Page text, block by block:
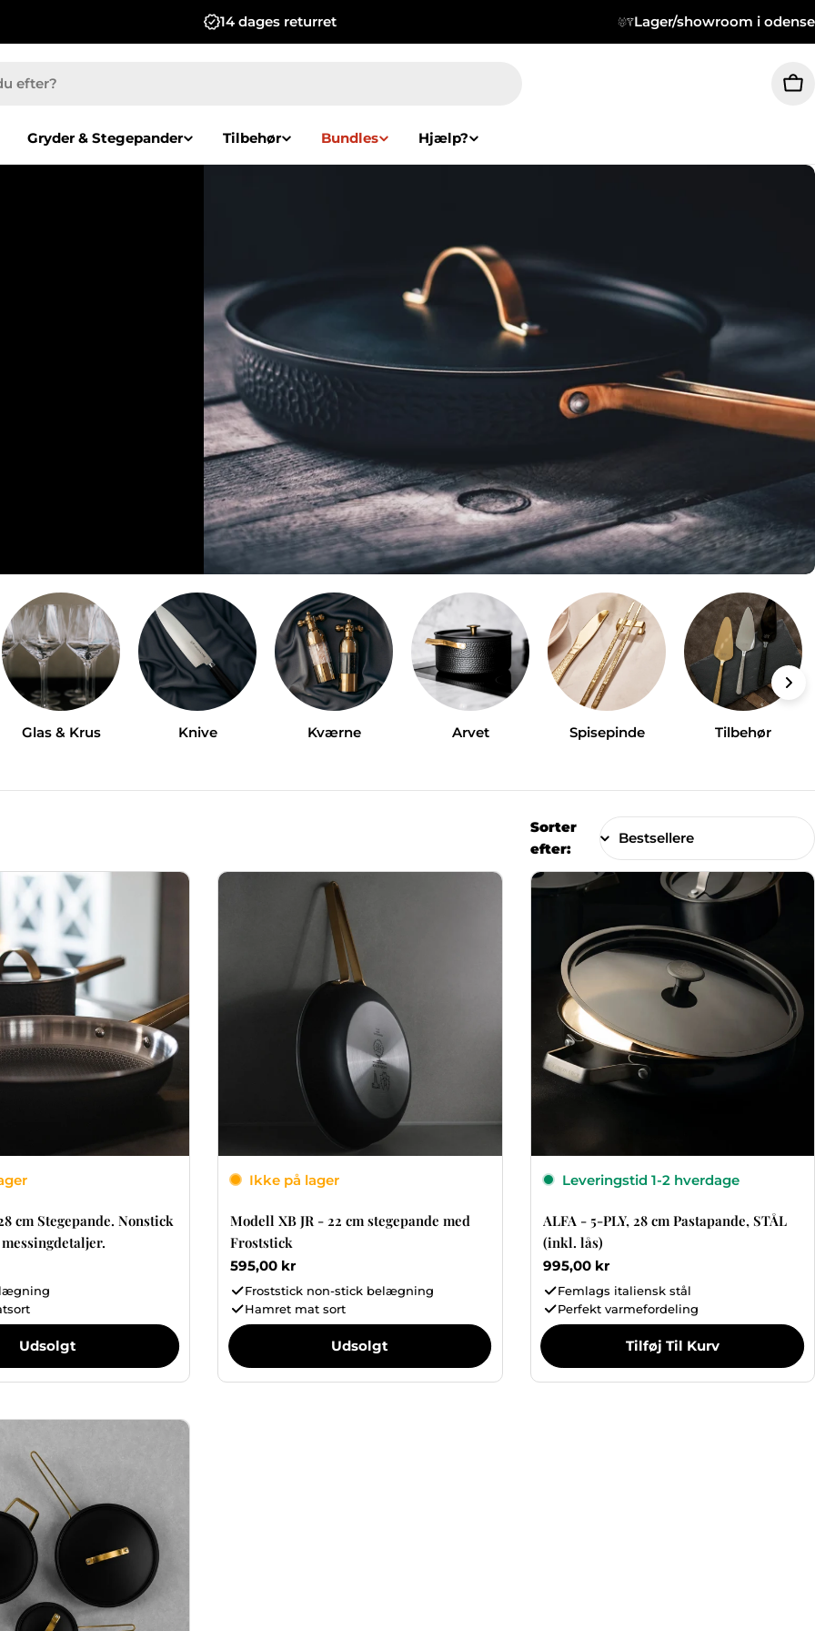
14 dages returret Lager/showroom i odense
Gryder & Stegepander Tilbehør Bundles Hjælp?
Glas & Krus Knive Kværne Arvet Spisepinde Tilbehør
Sorter
efter:
cm Stegepande. Nonstick
Udsolgt
Ikke på lager
Modell XB JR - 22 cm stegepande med
Froststick
Normalpris
595,00 kr
Froststick non-stick belægning
Hamret mat sort
Udsolgt
Leveringstid 1-2 hverdage
ALFA - 5-PLY, 28 cm Pastapande, STÅL
(inkl. lås)
Normalpris
995,00 kr
Femlags italiensk stål
Perfekt varmefordeling
Tilføj Til Kurv